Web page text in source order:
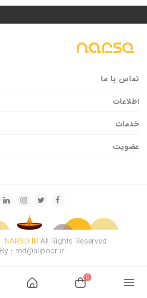
تماس با ما
اطلاعات
خدمات
عضویت
NARSO.IRAll Rights Reserved
By : md@alipoor.ir
0